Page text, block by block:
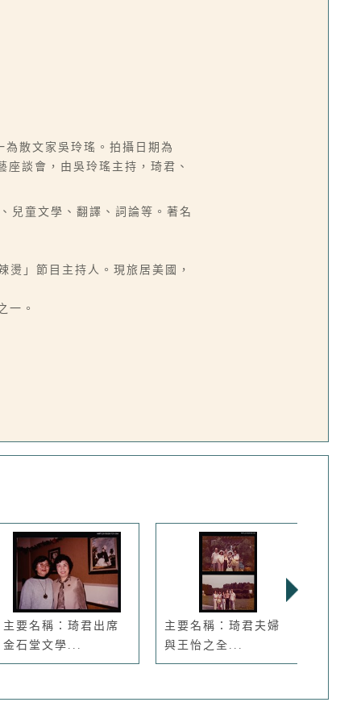
散文家吳玲瑤。拍攝日期為
談會，由吳玲瑤主持，琦君、
兒童文學、翻譯、詞論等。著名
」節目主持人。現旅居美國，
一。
主要名稱：琦君出席
金石堂文學...
主要名稱：琦君夫婦
與王怡之全...